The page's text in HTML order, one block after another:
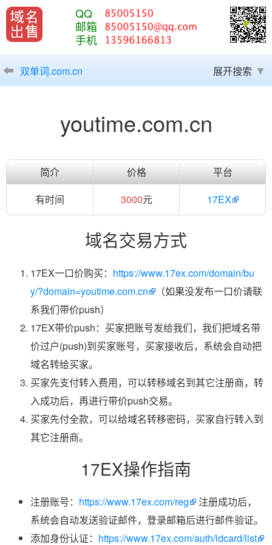
QQ
邮箱
手机
双单词.com.cn 展开搜索
youtime.com.cn
简介 价格
平台
有时间
3000元 17EX
域名交易方式
17EX一口价购买： https://www.17ex.com/domain/bu
y/?domain=youtime.com.cn
（如果没发布一口价请联
系我们带价push）
17EX带价push：买家把账号发给我们，我们把域名带
价过户(push)到买家账号，买家接收后，系统会自动把
域名转给买家。
买家先支付转入费用，可以转移域名到其它注册商，转
入成功后，再进行带价push交易。
买家先付全款，可以给域名转移密码，买家自行转入到
其它注册商。
17EX操作指南
注册账号： https://www.17ex.com/reg
注册成功后，
系统会自动发送验证邮件，登录邮箱后进行邮件验证。
添加身份认证： https://www.17ex.com/auth/idcard/list